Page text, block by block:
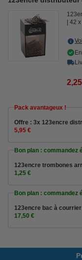
42
Pack avantageux !
Offre : 3x 123encre
5,95 €
Bon plan : commandez
123encre trombones
1,25 €
Bon plan : commandez
123encre bac à
17,50 €